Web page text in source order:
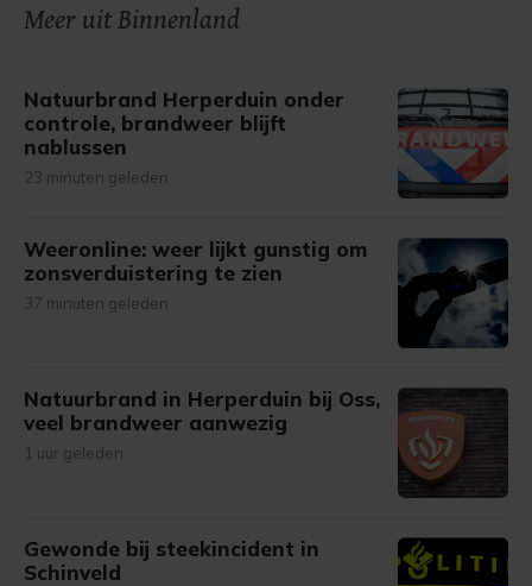
onze cookiepagina kun je ons cookiebeleid bekijken en je
gemaakte keuze altijd wijzigen of intrekken.
Meer uit Binnenland
Natuurbrand Herperduin onder
controle, brandweer blijft
nablussen
23 minuten geleden
Weeronline: weer lijkt gunstig om
zonsverduistering te zien
37 minuten geleden
Natuurbrand in Herperduin bij Oss,
veel brandweer aanwezig
1 uur geleden
Gewonde bij steekincident in
Schinveld